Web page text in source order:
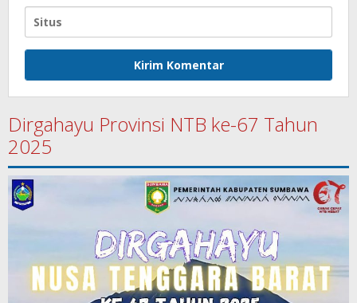
Dirgahayu Provinsi NTB ke-67 Tahun
2025